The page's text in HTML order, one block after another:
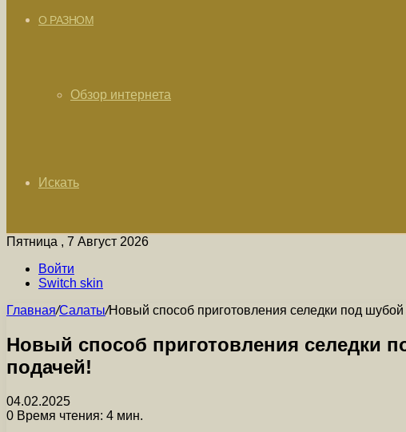
О РАЗНОМ
Обзор интернета
Искать
Пятница , 7 Август 2026
Войти
Switch skin
Главная/Салаты/Новый способ приготовления селедки под
Новый способ приготовления селедки
подачей!
04.02.2025
0 Время чтения: 4 мин.